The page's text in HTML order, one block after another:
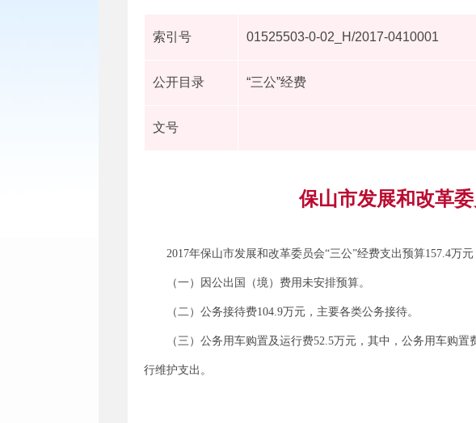
索引号 01525503-0-02_H/2017-0410001
公开目录 “三公”经费
文号
保山市发展和改革
2017年保山市发展和改革委员会“三公”经费支出预算157.4万元
（一）因公出国（境）费用未安排预算。
（二）公务接待费104.9万元，主要各类公务接待。
（三）公务用车购置及运行费52.5万元，其中，公务用车购
行维护支出。